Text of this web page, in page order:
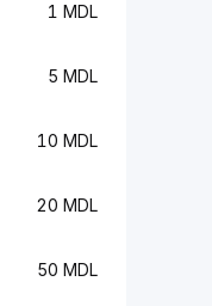
1 MDL
5 MDL
10 MDL
20 MDL
50 MDL